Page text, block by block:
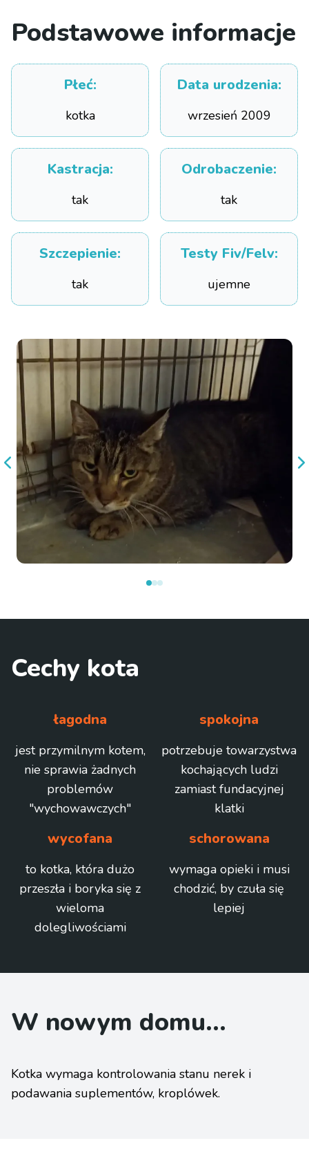
Podstawowe informacje
Płeć:
kotka
Data urodzenia:
wrzesień 2009
Kastracja:
tak
Odrobaczenie:
tak
Szczepienie:
tak
Testy Fiv/Felv:
ujemne
Cechy kota
łagodna
jest przymilnym kotem,
nie sprawia żadnych
problemów
"wychowawczych"
spokojna
potrzebuje towarzystwa
kochających ludzi
zamiast fundacyjnej
klatki
wycofana
to kotka, która dużo
przeszła i boryka się z
wieloma
dolegliwościami
schorowana
wymaga opieki i musi
chodzić, by czuła się
lepiej
W nowym domu...
Kotka wymaga kontrolowania stanu nerek i
podawania suplementów, kroplówek.